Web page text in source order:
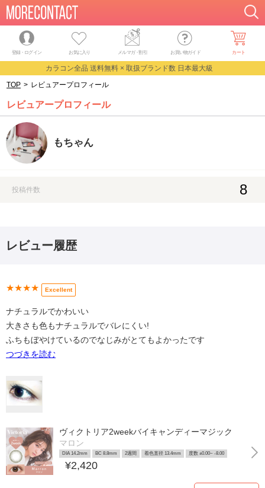
登録・ログイン お気に入り メルマガ・割引 お買い物ガイド カート
カラコン全品 送料無料 × 取扱ブランド数 日本最大級
TOP > レビュアープロフィール
レビュアープロフィール
もちゃん
投稿件数 8
レビュー履歴
★★★★ Excellent
ナチュラルでかわいい
大きさも色もナチュラルでバレにくい!
ふちもぼやけているのでなじみがとてもよかったです
つづきを読む
ヴィクトリア2weekバイキャンディーマジック
マロン
DIA 14.2mm BC 8.8mm 2週間 着色直径 13.4mm 度数 ±0.00~ -8.00
¥2,420